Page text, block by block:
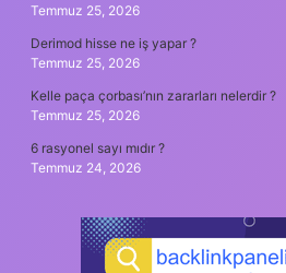
Temmuz 25, 2026
Derimod hisse ne iş yapar ?
Temmuz 25, 2026
Kelle paça çorbası’nın zararları nelerdir ?
Temmuz 25, 2026
6 rasyonel sayı mıdır ?
Temmuz 24, 2026